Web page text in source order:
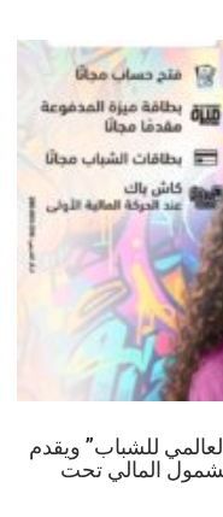
للشباب” ويقدم
المالي تحت